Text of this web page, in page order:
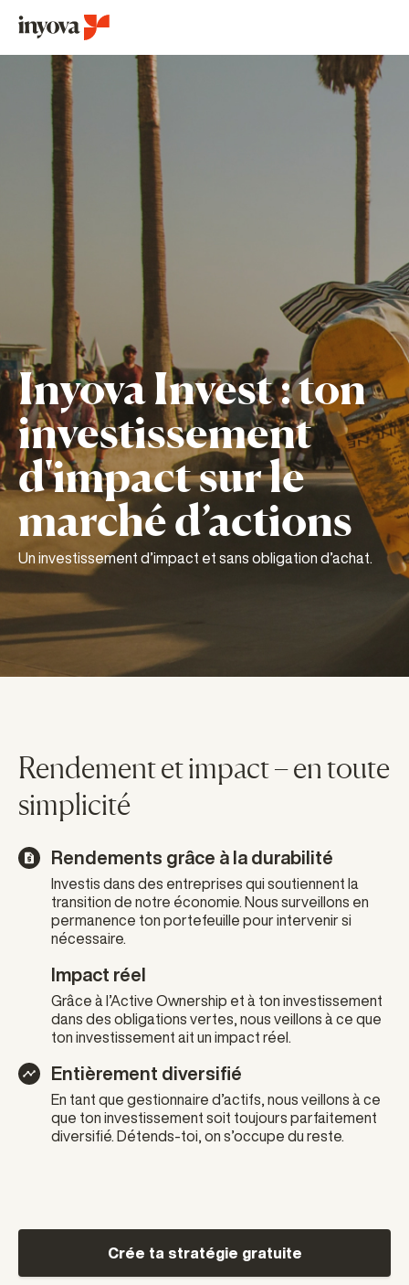
Inyova Invest : ton
investissement
d'impact sur le
marché d’actions
Un investissement d’impact et sans obligation d’achat.
Rendement et impact – en toute
simplicité
Rendements grâce à la durabilité
Investis dans des entreprises qui soutiennent la
transition de notre économie. Nous surveillons en
permanence ton portefeuille pour intervenir si
nécessaire.
Impact réel
Grâce à l’Active Ownership et à ton investissement
dans des obligations vertes, nous veillons à ce que
ton investissement ait un impact réel.
Entièrement diversifié
En tant que gestionnaire d’actifs, nous veillons à ce
que ton investissement soit toujours parfaitement
diversifié. Détends-toi, on s’occupe du reste.
Crée ta stratégie gratuite